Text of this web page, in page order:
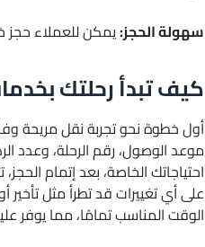
سهولة الحجز:يمكن للعملاء حجز
كيف تبدأ رحلتك
أول خطوة نحو تجربة نقل مريحة
موعد الوصول، رقم الرحلة، وعدد
احتياجاتك الخاصة، بعد إتمام
على أي تغييرات قد تطرأ مثل
الوقت المناسب تمامًا، مما يوفر